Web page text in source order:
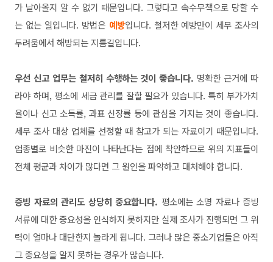
가 날아올지 알 수 없기 때문입니다. 그렇다고 속수무책으로 당할 수
는 없는 일입니다. 방법은 예방입니다. 철저한 예방만이 세무 조사의
두려움에서 해방되는 지름길입니다.
우선 신고 업무는 철저히 수행하는 것이 좋습니다. 명확한 근거에 따
라야 하며, 평소에 세금 관리를 잘할 필요가 있습니다. 특히 부가가치
율이나 신고 소득률, 과표 신장률 등에 관심을 가지는 것이 좋습니다.
세무 조사 대상 업체를 선정할 때 참고가 되는 자료이기 때문입니다.
업종별로 비슷한 마진이 나타난다는 점에 착안하므로 위의 지표들이
전체 평균과 차이가 많다면 그 원인을 파악하고 대처해야 합니다.
증빙 자료의 관리도 상당히 중요합니다. 평소에는 소명 자료나 증빙
서류에 대한 중요성을 인식하지 못하지만 실제 조사가 진행되면 그 위
력이 얼마나 대단한지 놀라게 됩니다. 그러나 많은 중소기업들은 아직
그 중요성을 알지 못하는 경우가 많습니다.